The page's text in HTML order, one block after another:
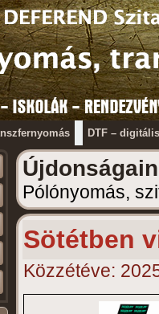
DTF –
Pólónyomás,
Sötétben
Közzétéve: